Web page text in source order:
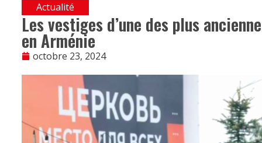
Actualité
Les vestiges d’une des plus
en Arménie
octobre 23, 2024